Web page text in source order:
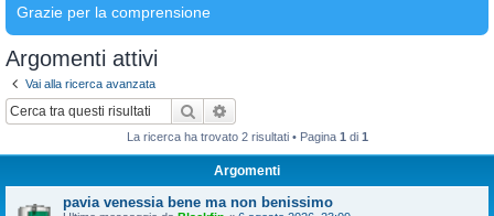
Grazie per la comprensione
Argomenti attivi
Vai alla ricerca avanzata
Cerca
La ricerca ha trovato 2 risultati • Pagina 1 di 1
Argomenti
pavia venessia bene ma non benissimo